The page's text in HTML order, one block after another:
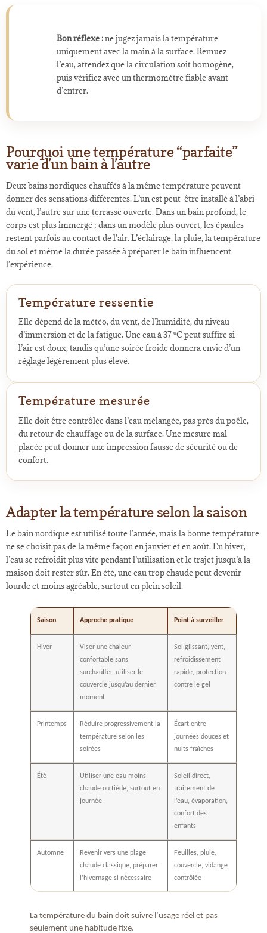
Bon réflexe :ne jugez jamais la température
uniquement avec la main à la surface. Remuez
l’eau, attendez que la circulation soit homogène,
puis vérifiez avec un thermomètre fiable avant
d’entrer.
Pourquoi une température “parfaite”
varie d’un bain à l’autre
Deux bains nordiques chauffés à la même température peuvent
donner des sensations différentes. L’un est peut-être installé à l’abri
du vent, l’autre sur une terrasse ouverte. Dans un bain profond, le
corps est plus immergé ; dans un modèle plus ouvert, les épaules
restent parfois au contact de l’air. L’éclairage, la pluie, la température
du sol et même la durée passée à préparer le bain influencent
l’expérience.
Température ressentie
Elle dépend de la météo, du vent, de l’humidité, du niveau
d’immersion et de la fatigue. Une eau à 37 °C peut suffire si
l’air est doux, tandis qu’une soirée froide donnera envie d’un
réglage légèrement plus élevé.
Température mesurée
Elle doit être contrôlée dans l’eau mélangée, pas près du poêle,
du retour de chauffage ou de la surface. Une mesure mal
placée peut donner une impression fausse de sécurité ou de
confort.
Adapter la température selon la saison
Le bain nordique est utilisé toute l’année, mais la bonne température
ne se choisit pas de la même façon en janvier et en août. En hiver,
l’eau se refroidit plus vite pendant l’utilisation et le trajet jusqu’à la
maison doit rester sûr. En été, une eau trop chaude peut devenir
lourde et moins agréable, surtout en plein soleil.
Saison Approche pratique Point à surveiller
Hiver
Viser une chaleur
confortable sans
surchauffer, utiliser le
couvercle jusqu’au dernier
moment
Sol glissant, vent,
refroidissement
rapide, protection
contre le gel
Printemps
Réduire progressivement la
température selon les
soirées
Écart entre
journées douces et
nuits fraîches
Été
Utiliser une eau moins
chaude ou tiède, surtout en
journée
Soleil direct,
traitement de
l’eau, évaporation,
confort des
enfants
Automne
Revenir vers une plage
chaude classique, préparer
l’hivernage si nécessaire
Feuilles, pluie,
couvercle, vidange
contrôlée
La température du bain doit suivre l’usage réel et pas
seulement une habitude fixe.